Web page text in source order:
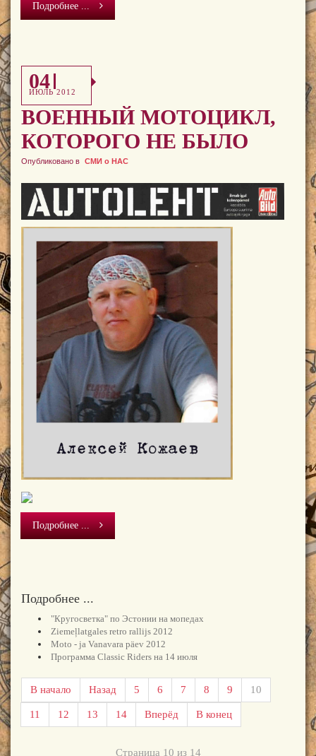
Подробнее ...
04
ИЮЛЬ 2012
ВОЕННЫЙ МОТОЦИКЛ,
КОТОРОГО НЕ БЫЛО
Опубликовано в СМИ о НАС
Подробнее ...
Подробнее ...
"Кругосветка" по Эстонии на мопедах
Ziemeļlatgales retro rallijs 2012
Moto - ja Vanavara päev 2012
Программа Classic Riders на 14 июля
В начало Назад 5 6 7 8 9 10
11 12 13 14 Вперёд В конец
Страница 10 из 14